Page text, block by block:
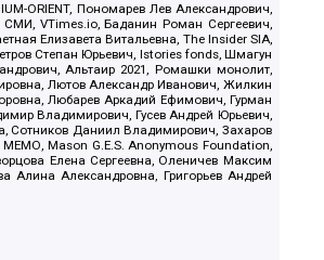
ORIENT, Пономарев Лев Александрович,
VTimes.io, Баданин Роман Сергеевич,
Елизавета Витальевна, The Insider SIA,
Степан Юрьевич, Istories fonds, Шмагун
Альтаир 2021, Ромашки монолит,
Лютов Александр Иванович, Жилкин
Любарев Аркадий Ефимович, Гурман
Владимирович, Гусев Андрей Юрьевич,
Сотников Даниил Владимирович, Захаров
Mason G.E.S. Anonymous Foundation,
Елена Сергеевна, Оленичев Максим
Алина Александровна, Григорьев Андрей